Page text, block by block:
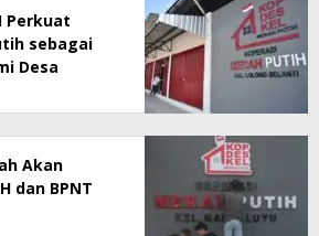
Perkuat
sebagai
Desa
Akan
dan BPNT